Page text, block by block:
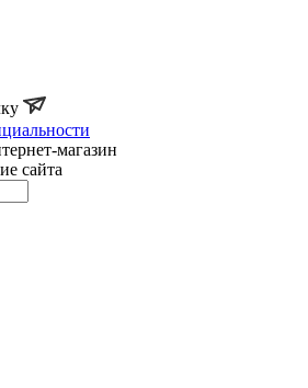
магазин
сайта